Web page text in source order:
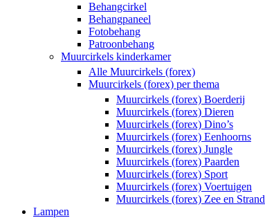
Behangcirkel
Behangpaneel
Fotobehang
Patroonbehang
Muurcirkels kinderkamer
Alle Muurcirkels (forex)
Muurcirkels (forex) per thema
Muurcirkels (forex) Boerderij
Muurcirkels (forex) Dieren
Muurcirkels (forex) Dino’s
Muurcirkels (forex) Eenhoorns
Muurcirkels (forex) Jungle
Muurcirkels (forex) Paarden
Muurcirkels (forex) Sport
Muurcirkels (forex) Voertuigen
Muurcirkels (forex) Zee en Strand
Lampen